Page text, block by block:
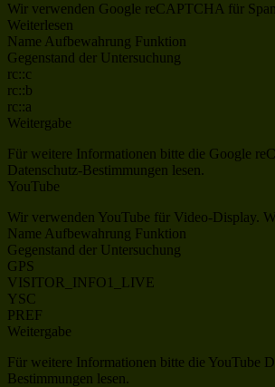
Wir verwenden Google reCAPTCHA für
Weiterlesen
Name Aufbewahrung Funktion
Gegenstand der Untersuchung
rc::c
rc::b
rc::a
Weitergabe
Für weitere Informationen bitte die Google
Datenschutz-Bestimmungen lesen.
YouTube
Wir verwenden YouTube für Video-Display.
Name Aufbewahrung Funktion
Gegenstand der Untersuchung
GPS
VISITOR_INFO1_LIVE
YSC
PREF
Weitergabe
Für weitere Informationen bitte die YouTube
Bestimmungen lesen.